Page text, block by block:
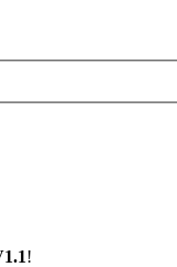
!